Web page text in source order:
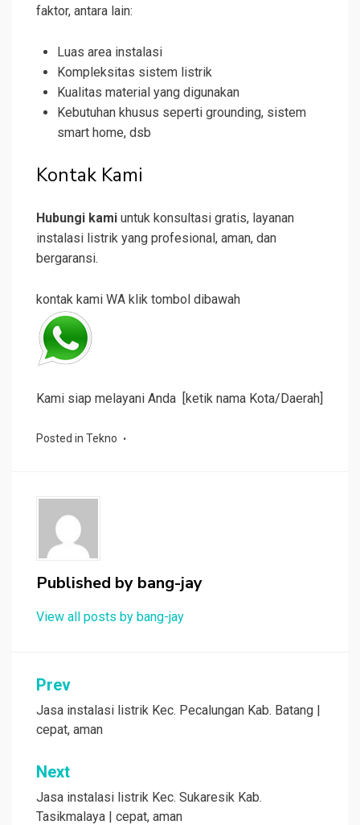
faktor, antara lain:
Luas area instalasi
Kompleksitas sistem listrik
Kualitas material yang digunakan
Kebutuhan khusus seperti grounding, sistem
smart home, dsb
Kontak Kami
Hubungi kami untuk konsultasi gratis, layanan
instalasi listrik yang profesional, aman, dan
bergaransi.
kontak kami WA klik tombol dibawah
Kami siap melayani Anda [ketik nama Kota/Daerah]
Posted in Tekno
Published by bang-jay
View all posts by bang-jay
Post
navigation
Prev
Jasa instalasi listrik Kec. Pecalungan Kab. Batang |
cepat, aman
Next
Jasa instalasi listrik Kec. Sukaresik Kab.
Tasikmalaya | cepat, aman